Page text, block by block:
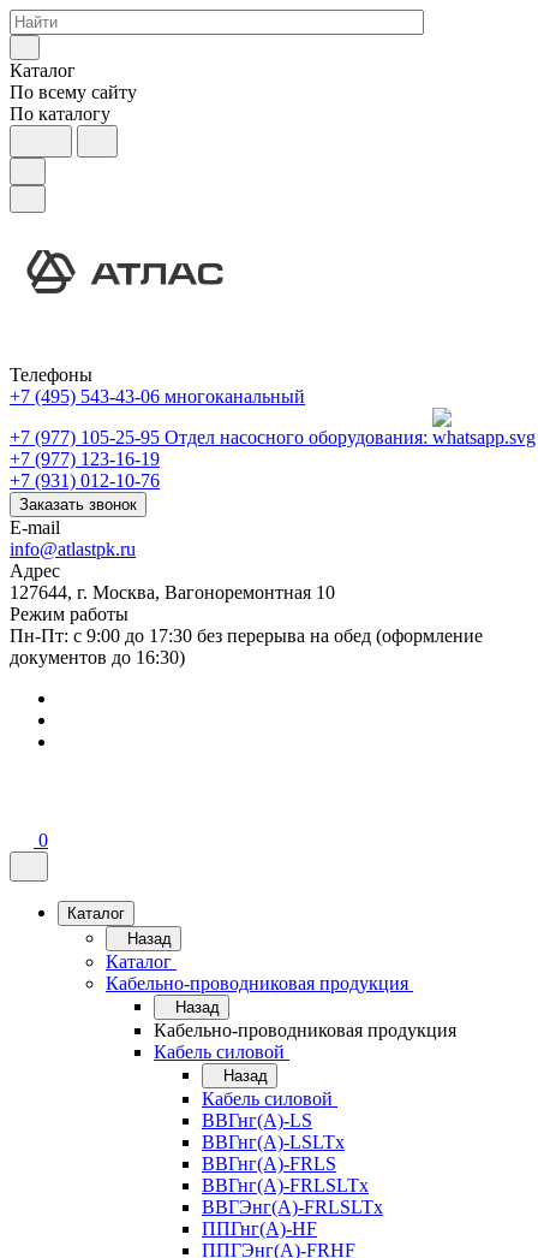
Каталог
По всему сайту
По каталогу
Телефоны
+7 (495) 543-43-06 многоканальный
+7 (977) 105-25-95 Отдел насосного оборудования:
+7 (977) 123-16-19
+7 (931) 012-10-76
Заказать звонок
E-mail
info@atlastpk.ru
Адрес
127644, г. Москва, Вагоноремонтная 10
Режим работы
Пн-Пт: с 9:00 до 17:30 без перерыва на обед (оформление
документов до 16:30)
0
Каталог
Назад
Каталог
Кабельно-проводниковая продукция
Назад
Кабельно-проводниковая продукция
Кабель силовой
Назад
Кабель силовой
ВВГнг(А)-LS
ВВГнг(А)-LSLTx
ВВГнг(А)-FRLS
ВВГнг(А)-FRLSLTx
ВВГЭнг(А)-FRLSLTx
ППГнг(А)-HF
ППГЭнг(А)-FRHF